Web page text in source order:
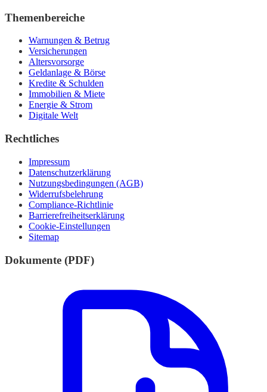
Themenbereiche
Warnungen & Betrug
Versicherungen
Altersvorsorge
Geldanlage & Börse
Kredite & Schulden
Immobilien & Miete
Energie & Strom
Digitale Welt
Rechtliches
Impressum
Datenschutzerklärung
Nutzungsbedingungen (AGB)
Widerrufsbelehrung
Compliance-Richtlinie
Barrierefreiheitserklärung
Cookie-Einstellungen
Sitemap
Dokumente (PDF)